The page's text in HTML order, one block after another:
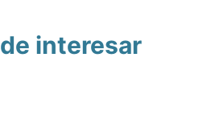
interesar